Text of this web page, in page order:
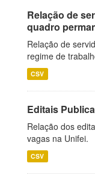
Relação de
quadro
Relação de
regime de
CSV
Editais
Relação dos
vagas na Unifei.
CSV